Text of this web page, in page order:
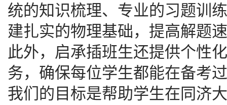
统的知识梳理、专业的习题训
建扎实的物理基础，提高解题
此外，启承插班生还提供个性
务，确保每位学生都能在备考
我们的目标是帮助学生在同济